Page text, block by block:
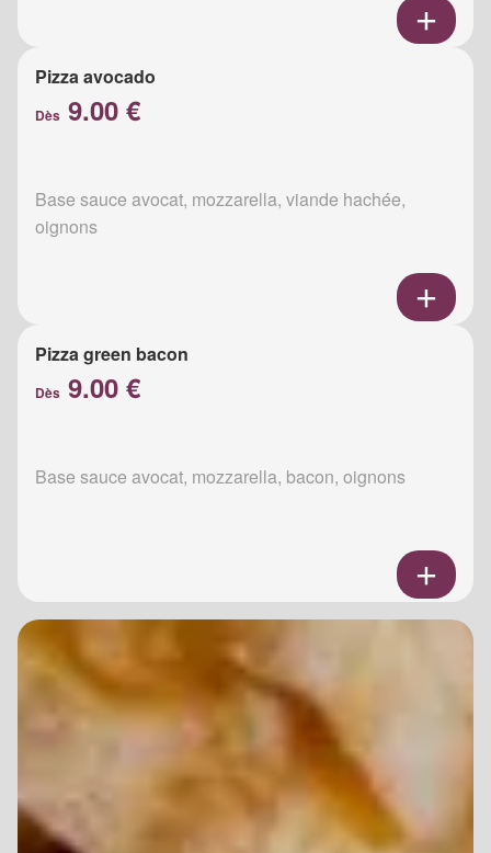
Pizza avocado
Dès 9.00 €
Base sauce avocat, mozzarella, viande hachée,
oignons
Pizza green bacon
Dès 9.00 €
Base sauce avocat, mozzarella, bacon, oignons